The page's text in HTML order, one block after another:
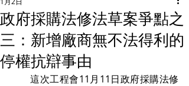
政府採購法修法草案爭點之
三：新增廠商無不法得利的
停權抗辯事由
這次工程會11月11日政府採購法修